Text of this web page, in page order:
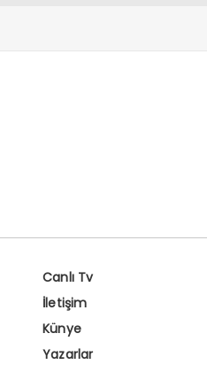
Canlı Tv
İletişim
Künye
Yazarlar